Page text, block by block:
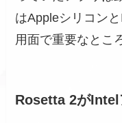
はAppleシリコン
用面で重要なとこ
Rosetta 2がIntel